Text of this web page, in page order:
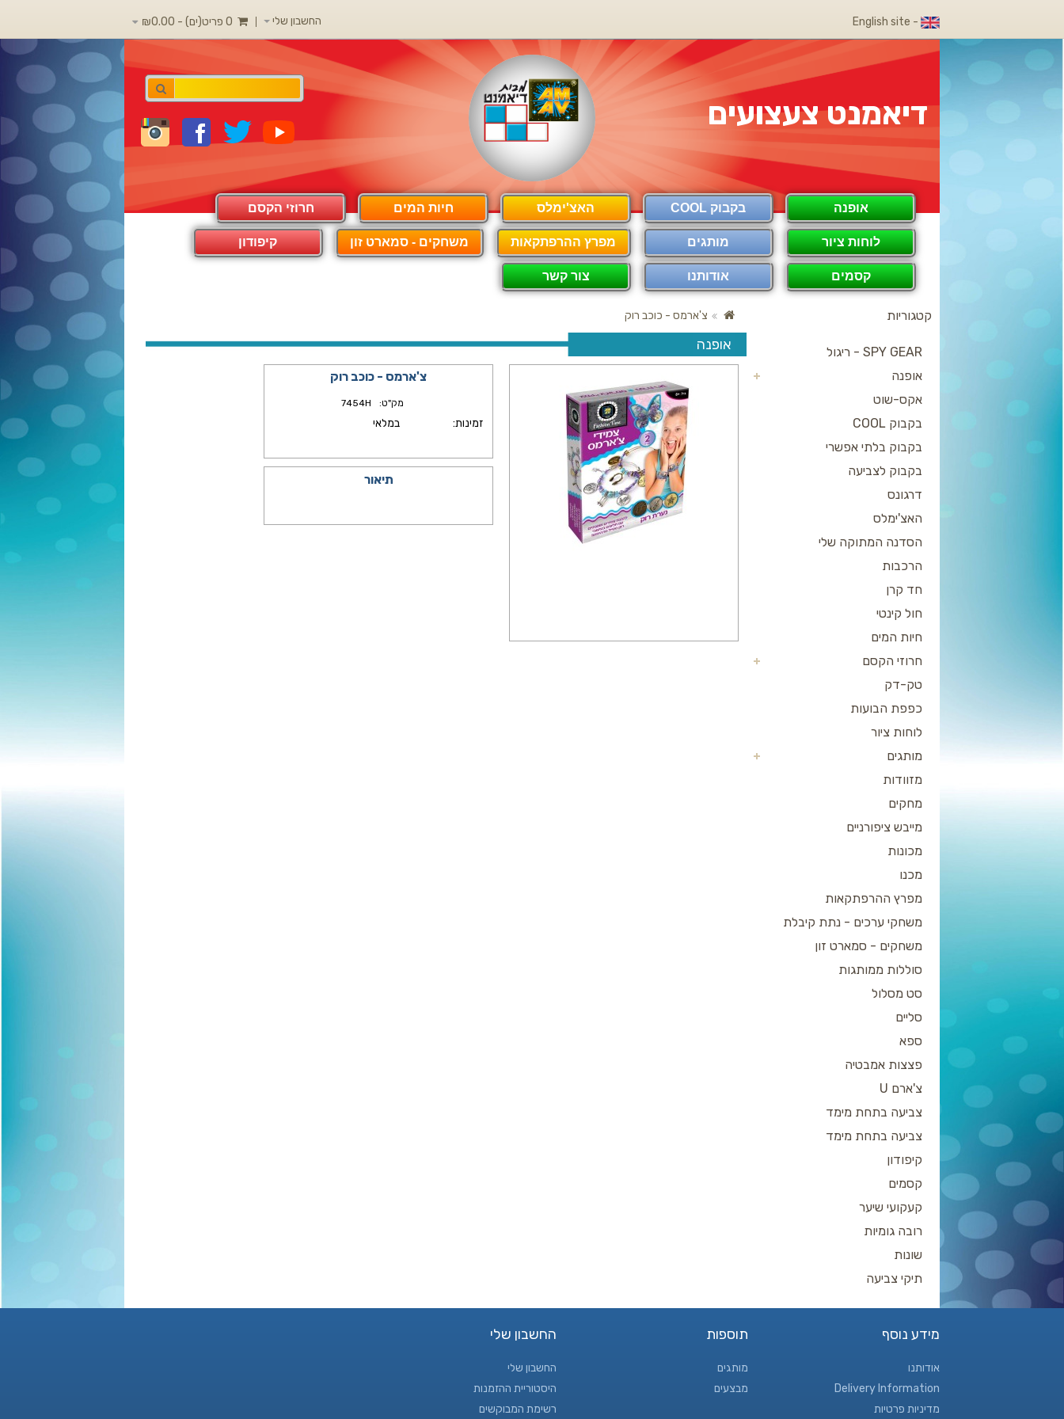
- English site החשבון שלי
דיאמנט צעצועים
אופנה בקבוק COOL האצ'ימלס חיות המים חרוזי הקסם
לוחות ציור מותגים מפרץ ההרפתקאות משחקים - סמארט זון קיפודון
קסמים אודותנו צור קשר
קטגוריות
SPY GEAR - ריגול
אופנה
אקס-שוט
בקבוק COOL
בקבוק בלתי אפשרי
בקבוק לצביעה
דרגונס
האצ'ימלס
הסדנה המתוקה שלי
הרכבות
חד קרן
חול קינטי
חיות המים
חרוזי הקסם
טק-דק
כפפת הבועות
לוחות ציור
מותגים
מזוודות
מחקים
מייבש ציפורניים
מכונות
מכנו
מפרץ ההרפתקאות
משחקי ערכים - נתת קיבלת
משחקים - סמארט זון
סוללות ממותגות
סט מסלול
סליים
ספא
פצצות אמבטיה
צ'ארם U
צביעה בתחת מימד
צביעה בתחת מימד
קיפודון
קסמים
קעקועי שיער
רובה גומיות
שונות
תיקי צביעה
צ'ארמס - כוכב רוק
אופנה
צ'ארמס - כוכב רוק
מק"ט: 7454H
זמינות: במלאי
תיאור
מידע נוסף
אודותנו
Delivery Information
מדיניות פרטיות
תוספות
מותגים
מבצעים
החשבון שלי
החשבון שלי
היסטוריית ההזמנות
רשימת המבוקשים